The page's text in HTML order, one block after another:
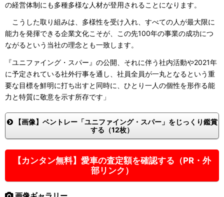
の経営体制にも多種多様な人材が登用されることになります。
こうした取り組みは、多様性を受け入れ、すべての人が最大限に
能力を発揮できる企業文化こそが、この先100年の事業の成功につ
ながるという当社の理念とも一致します。
『ユニファイング・スパー』の公開、それに伴う社内活動や2021年
に予定されている社外行事を通し、社員全員が一丸となるという重
要な目標を鮮明に打ち出すと同時に、ひとり一人の個性を形作る能
力と特質に敬意を示す所存です」
【画像】ベントレー「ユニファイング・スパー」をじっくり鑑賞
する（12枚）
【カンタン無料】愛車の査定額を確認する（PR・外
部リンク）